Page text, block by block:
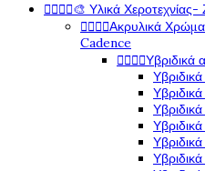
🎨 Υλικά
Ακρυλικά
Cadence
Υβριδικά